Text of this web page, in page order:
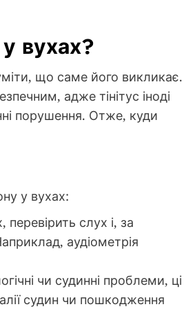
вухах?
що саме його викликає.
адже тінітус іноді
порушення. Отже, куди
у вухах:
слух і, за
аудіометрія
чи судинні проблеми, ці
судин чи пошкодження